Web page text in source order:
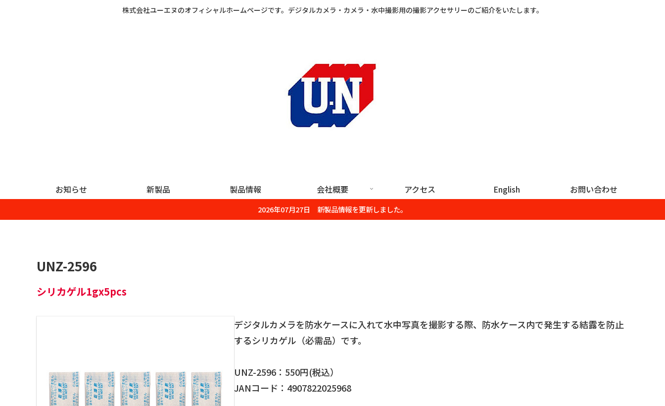
株式会社ユーエヌのオフィシャルホームページです。デジタルカメラ・カメラ・水中撮影用の撮影アクセサリーのご紹介をいたします。
お知らせ 新製品 製品情報 会社概要 アクセス English お問い合わせ
2026年07月27日 新製品情報を更新しました。
UNZ-2596
シリカゲル1gx5pcs
デジタルカメラを防水ケースに入れて水中写真を撮影する際、防水ケース内で発生する結露を防止
するシリカゲル（必需品）です。
UNZ-2596：550円(税込）
JANコード：4907822025968